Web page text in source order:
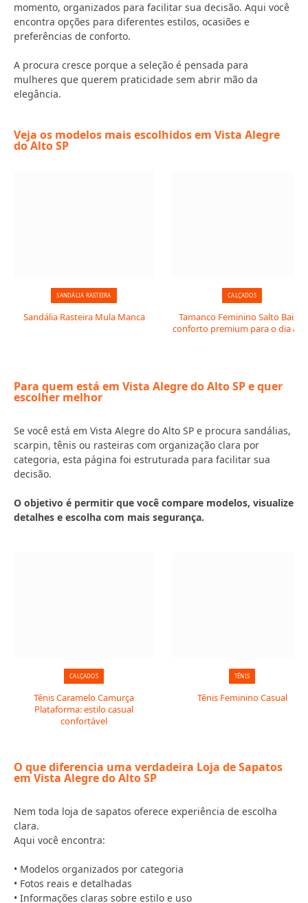
momento, organizados para facilitar sua decisão. Aqui você
encontra opções para diferentes estilos, ocasiões e
preferências de conforto.
A procura cresce porque a seleção é pensada para
mulheres que querem praticidade sem abrir mão da
elegância.
Veja os modelos mais escolhidos em Vista Alegre
do Alto SP
SANDÁLIA RASTEIRA
Sandália Rasteira Mula Manca
CALÇADOS
Tamanco Feminino Salto Baixo:
conforto premium para o dia a
Para quem está em Vista Alegre do Alto SP e quer
escolher melhor
Se você está em Vista Alegre do Alto SP e procura sandálias,
scarpin, tênis ou rasteiras com organização clara por
categoria, esta página foi estruturada para facilitar sua
decisão.
O objetivo é permitir que você compare modelos, visualize
detalhes e escolha com mais segurança.
CALÇADOS
Tênis Caramelo Camurça
Plataforma: estilo casual
confortável
TÊNIS
Tênis Feminino Casual
O que diferencia uma verdadeira Loja de Sapatos
em Vista Alegre do Alto SP
Nem toda loja de sapatos oferece experiência de escolha
clara.
Aqui você encontra:
• Modelos organizados por categoria
• Fotos reais e detalhadas
• Informações claras sobre estilo e uso